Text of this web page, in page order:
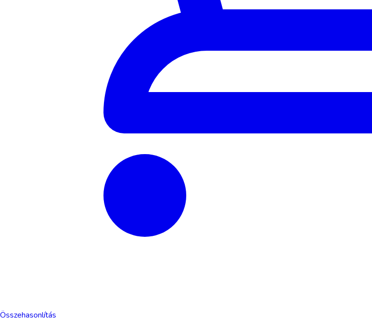
Összehasonlítás